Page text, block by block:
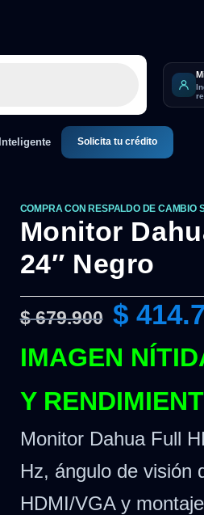
Solicita tu crédito
COMPRA CON RESPALDO DE CAMBIO
Monitor
24″ Negro
$679.900 $
IMAGEN
Y
Monitor Dahua Full
Hz, ángulo de visión
HDMI/VGA y